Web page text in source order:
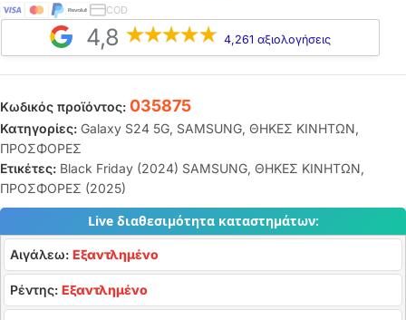
COD
4,8 4,261 αξιολογήσεις
Κωδικός προϊόντος: 035875
Κατηγορίες: Galaxy S24 5G, SAMSUNG, ΘΗΚΕΣ ΚΙΝΗΤΩΝ,
ΠΡΟΣΦΟΡΕΣ
Ετικέτες: Black Friday (2024) SAMSUNG, ΘΗΚΕΣ ΚΙΝΗΤΩΝ,
ΠΡΟΣΦΟΡΕΣ (2025)
Live διαθεσιμότητα καταστημάτων:
Αιγάλεω: Εξαντλημένο
Ρέντης: Εξαντλημένο